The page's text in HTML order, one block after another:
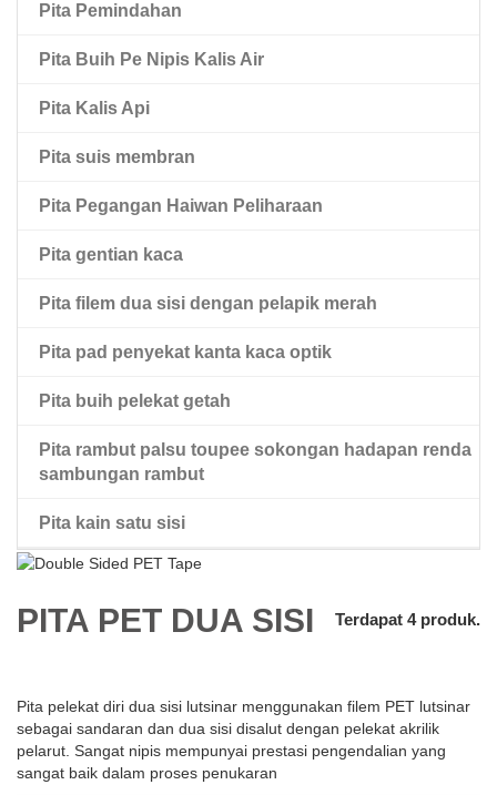
Pita Haiwan Peliharaan Hitam Dua Sisi
Pita Haiwan Peliharaan Dua Sisi Dengan Pelapik
Pita Pemindahan
Pita Buih Pe Nipis Kalis Air
Pita Kalis Api
Pita suis membran
Pita Pegangan Haiwan Peliharaan
Pita gentian kaca
Pita filem dua sisi dengan pelapik merah
Pita pad penyekat kanta kaca optik
Pita buih pelekat getah
Pita rambut palsu toupee sokongan hadapan renda
sambungan rambut
pita dua sisi rambut palsu
Pita kain satu sisi
PITA PET DUA SISI Terdapat 4 produk.
Pita pelekat diri dua sisi lutsinar menggunakan filem PET lutsinar
sebagai sandaran dan dua sisi disalut dengan pelekat akrilik
pelarut. Sangat nipis mempunyai prestasi pengendalian yang
sangat baik dalam proses penukaran